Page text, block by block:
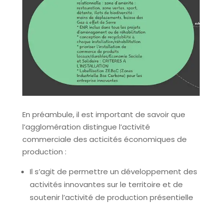
En préambule, il est important de savoir que
l’agglomération distingue l’activité
commerciale des acticités économiques de
production :
Il s’agit de permettre un développement des
activités innovantes sur le territoire et de
soutenir l’activité de production présentielle